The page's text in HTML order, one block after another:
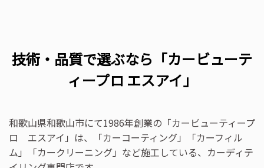
技術・品質で選ぶなら「カービューテ
ィープロ エスアイ」
和歌山県和歌山市にて1986年創業の「カービューティープ
ロ エスアイ」は、「カーコーティング」「カーフィル
ム」「カークリーニング」など施工している、カーディテ